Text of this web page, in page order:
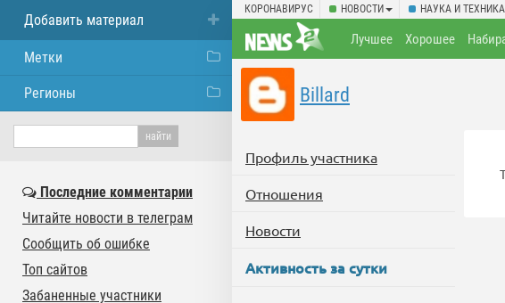
КОРОНАВИРУС НОВОСТИ НАУКА И ТЕХНИКА
Лучшее Хорошее
Billard
Профиль участника
Отношения
Новости
Активность за сутки
Добавить материал
Метки
Регионы
Последние комментарии
Читайте новости в телеграм
Сообщить об ошибке
Топ сайтов
Забаненные участники